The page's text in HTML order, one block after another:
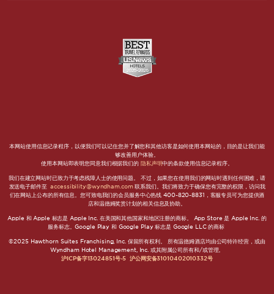
本网站使用信息记录程序，以便我们可以记住您并了解您和其他访客是如何使用本网站的，目的是让我们能
够改善用户体验。
使用本网站即表明您同意我们根据我们的 隐私声明中的条款使用信息记录程序。
我们在建立网站时已致力于考虑残障人士的使用问题。 不过，如果您在使用我们的网站时遇到任何困难，请
发送电子邮件至accessibility@wyndham.com联系我们。我们将致力于确保您有完整的权限，访问我
们在网站上公布的所有信息。您可致电我们的会员服务中心热线 400-820-8831，客服专员可为您提供酒
店和温德姆奖赏计划的相关信息及协助。
Apple 和 Apple 标志是 Apple Inc. 在美国和其他国家和地区注册的商标。 App Store 是 Apple Inc. 的
服务标志。Google Play 和 Google Play 标志是 Google LLC 的商标
©2025 Hawthorn Suites Franchising, Inc. 保留所有权利。 所有温德姆酒店均由公司特许经营，或由
Wyndham Hotel Management, Inc. 或其附属公司所有和/或管理。
沪ICP备字13024851号-5 沪公网安备31010402010332号